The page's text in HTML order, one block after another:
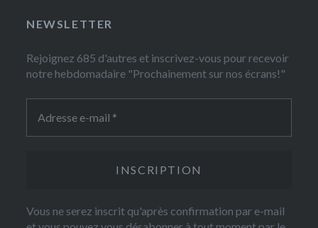
NEWSLETTER
Rejoignez 685 d'autres et inscrivez-vous pour recevoir
notre hebdomadaire "Prochainement sur nos écrans!"
Vous ne serez inscrit qu'après confirmation par e-mail